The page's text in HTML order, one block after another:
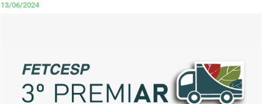
13/06/2024